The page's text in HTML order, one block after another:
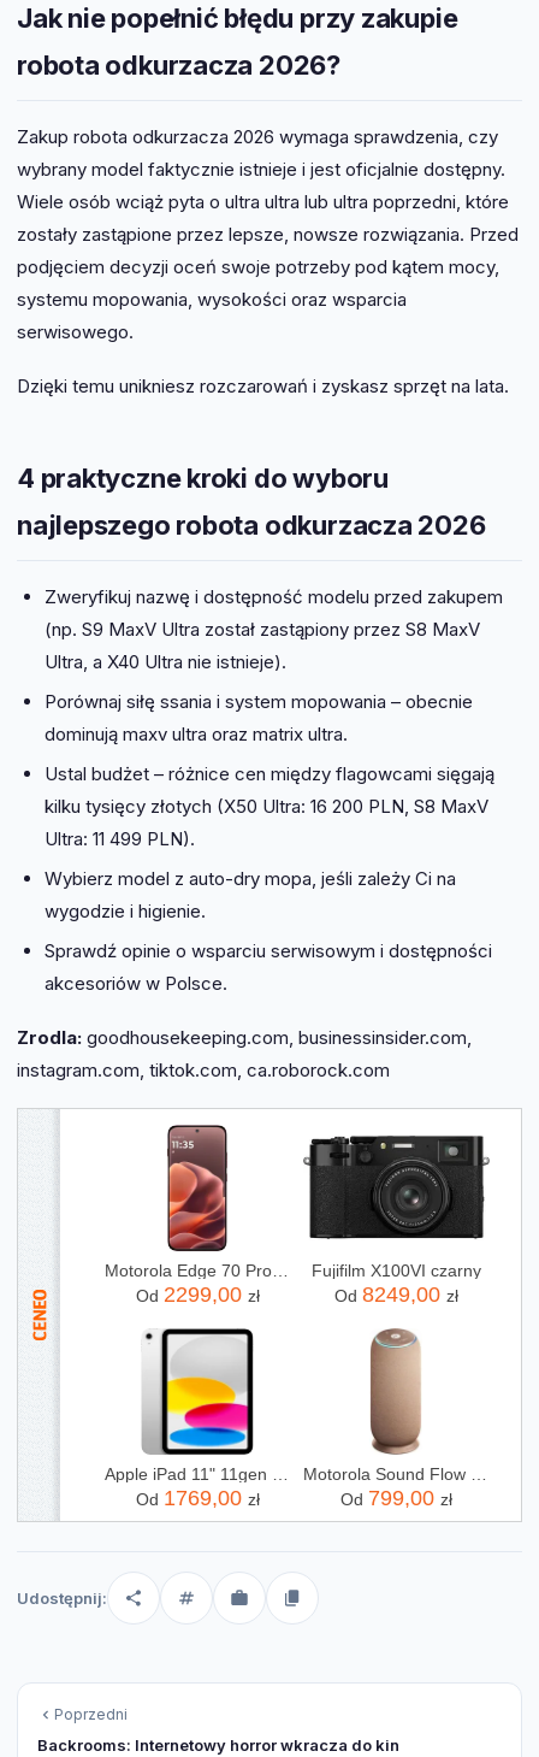
Jak nie popełnić błędu przy zakupie
robota odkurzacza 2026?
Zakup robota odkurzacza 2026 wymaga sprawdzenia, czy
wybrany model faktycznie istnieje i jest oficjalnie dostępny.
Wiele osób wciąż pyta o ultra ultra lub ultra poprzedni, które
zostały zastąpione przez lepsze, nowsze rozwiązania. Przed
podjęciem decyzji oceń swoje potrzeby pod kątem mocy,
systemu mopowania, wysokości oraz wsparcia
serwisowego.
Dzięki temu unikniesz rozczarowań i zyskasz sprzęt na lata.
4 praktyczne kroki do wyboru
najlepszego robota odkurzacza 2026
Zweryfikuj nazwę i dostępność modelu przed zakupem
(np. S9 MaxV Ultra został zastąpiony przez S8 MaxV
Ultra, a X40 Ultra nie istnieje).
Porównaj siłę ssania i system mopowania – obecnie
dominują maxv ultra oraz matrix ultra.
Ustal budżet – różnice cen między flagowcami sięgają
kilku tysięcy złotych (X50 Ultra: 16 200 PLN, S8 MaxV
Ultra: 11 499 PLN).
Wybierz model z auto-dry mopa, jeśli zależy Ci na
wygodzie i higienie.
Sprawdź opinie o wsparciu serwisowym i dostępności
akcesoriów w Polsce.
Zrodla: goodhousekeeping.com, businessinsider.com,
instagram.com, tiktok.com, ca.roborock.com
Motorola Edge 70 Pro 8/256GB Bordowy
Od 2299,00 zł
Fujifilm X100VI czarny
Od 8249,00 zł
Apple iPad 11" 11gen 128GB Wi-Fi Srebrny (MD3Y4HCA)
Od 1769,00 zł
Motorola Sound Flow Beżowy
Od 799,00 zł
Udostępnij:
Poprzedni
Backrooms: Internetowy horror wkracza do kin